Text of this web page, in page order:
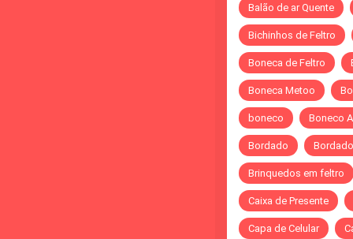
Balão de ar Quente
Bichinhos de Feltro
Boneca de Feltro
Boneca Metoo
boneco Boneco
Bordado
Brinquedos em feltro
Caixa de Presente
Capa de Celular